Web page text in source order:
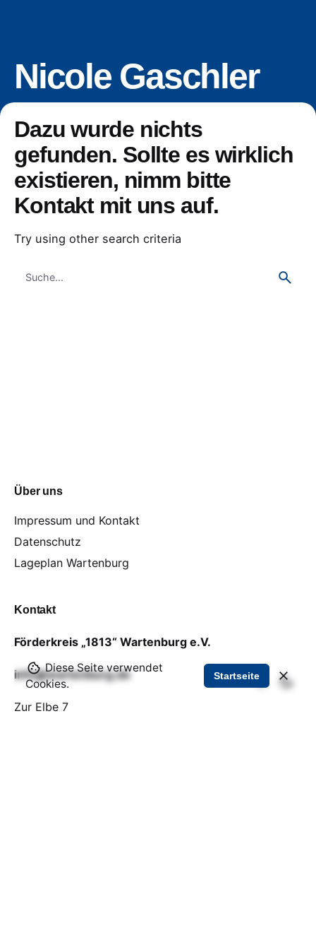
Nicole Gaschler
Dazu wurde nichts
gefunden. Sollte es wirklich
existieren, nimm bitte
Kontakt mit uns auf.
Try using other search criteria
for
Über uns
Impressum und Kontakt
Datenschutz
Lageplan Wartenburg
Kontakt
Förderkreis „1813“ Wartenburg e.V.
info@wartenburg.de
Zur Elbe 7
Diese Seite verwendet
Cookies.
Startseite